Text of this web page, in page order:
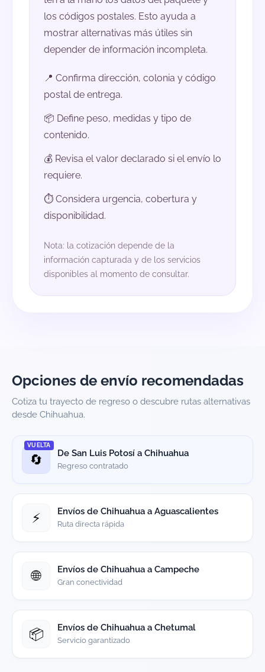
los códigos postales. Esto ayuda a
mostrar alternativas más útiles sin
depender de información incompleta.
📍 Confirma dirección, colonia y código
postal de entrega.
📦 Define peso, medidas y tipo de
contenido.
💰 Revisa el valor declarado si el envío lo
requiere.
⏱️ Considera urgencia, cobertura y
disponibilidad.
Nota: la cotización depende de la
información capturada y de los servicios
disponibles al momento de consultar.
Opciones de envío recomendadas
Cotiza tu trayecto de regreso o descubre rutas alternativas
desde Chihuahua.
🔄
VUELTA
De San Luis Potosí a Chihuahua
Regreso contratado
⚡ Envíos de Chihuahua a Aguascalientes
Ruta directa rápida
🌐 Envíos de Chihuahua a Campeche
Gran conectividad
📦 Envíos de Chihuahua a Chetumal
Servicio garantizado